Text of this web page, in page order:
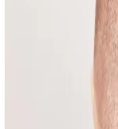
Gelin Makyajında
İpuçları ve Teknikler
Gelin makyajında doğal
belirginlik dengelenmeli.
uygulamalarında doğru renk
Yüzde Belirli Bölgedeki